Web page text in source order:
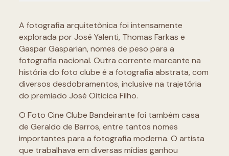
A fotografia arquitetônica foi intensamente
explorada por José Yalenti, Thomas Farkas e
Gaspar Gasparian, nomes de peso para a
fotografia nacional. Outra corrente marcante na
história do foto clube é a fotografia abstrata, com
diversos desdobramentos, inclusive na trajetória
do premiado José Oiticica Filho.
O Foto Cine Clube Bandeirante foi também casa
de Geraldo de Barros, entre tantos nomes
importantes para a fotografia moderna. O artista
que trabalhava em diversas mídias ganhou